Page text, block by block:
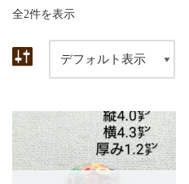
キ
プ
全2件を表示